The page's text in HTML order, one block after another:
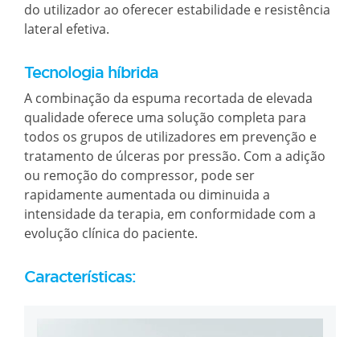
do utilizador ao oferecer estabilidade e resistência
lateral efetiva.
Tecnologia híbrida
A combinação da espuma recortada de elevada
qualidade oferece uma solução completa para
todos os grupos de utilizadores em prevenção e
tratamento de úlceras por pressão. Com a adição
ou remoção do compressor, pode ser
rapidamente aumentada ou diminuida a
intensidade da terapia, em conformidade com a
evolução clínica do paciente.
Características: